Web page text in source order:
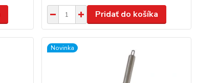
Pridať do košíka
Novinka